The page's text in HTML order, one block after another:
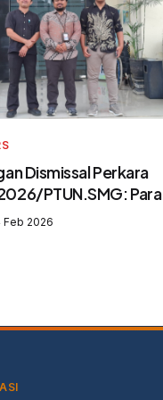
Dismissal Perkara
PTUN.SMG: Para
SIP3MI dan
Feb 2026